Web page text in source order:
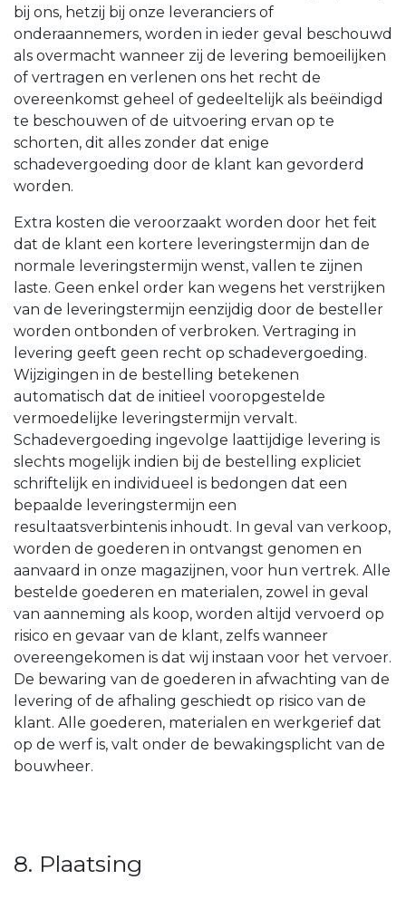
bij ons, hetzij bij onze leveranciers of
onderaannemers, worden in ieder geval beschouwd
als overmacht wanneer zij de levering bemoeilijken
of vertragen en verlenen ons het recht de
overeenkomst geheel of gedeeltelijk als beëindigd
te beschouwen of de uitvoering ervan op te
schorten, dit alles zonder dat enige
schadevergoeding door de klant kan gevorderd
worden.
Extra kosten die veroorzaakt worden door het feit
dat de klant een kortere leveringstermijn dan de
normale leveringstermijn wenst, vallen te zijnen
laste. Geen enkel order kan wegens het verstrijken
van de leveringstermijn eenzijdig door de besteller
worden ontbonden of verbroken. Vertraging in
levering geeft geen recht op schadevergoeding.
Wijzigingen in de bestelling betekenen
automatisch dat de initieel vooropgestelde
vermoedelijke leveringstermijn vervalt.
Schadevergoeding ingevolge laattijdige levering is
slechts mogelijk indien bij de bestelling expliciet
schriftelijk en individueel is bedongen dat een
bepaalde leveringstermijn een
resultaatsverbintenis inhoudt. In geval van verkoop,
worden de goederen in ontvangst genomen en
aanvaard in onze magazijnen, voor hun vertrek. Alle
bestelde goederen en materialen, zowel in geval
van aanneming als koop, worden altijd vervoerd op
risico en gevaar van de klant, zelfs wanneer
overeengekomen is dat wij instaan voor het vervoer.
De bewaring van de goederen in afwachting van de
levering of de afhaling geschiedt op risico van de
klant. Alle goederen, materialen en werkgerief dat
op de werf is, valt onder de bewakingsplicht van de
bouwheer.
8. Plaatsing